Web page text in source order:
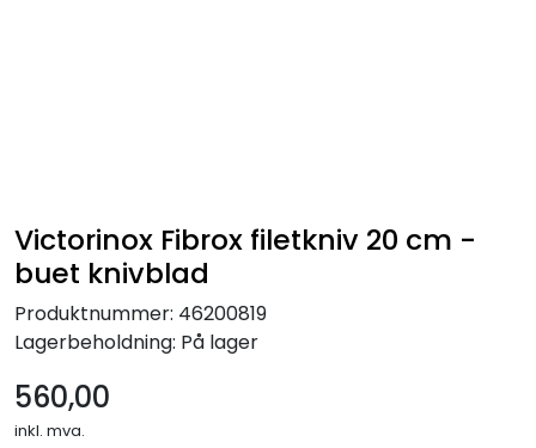
Victorinox Fibrox filetkniv 20 cm -
buet knivblad
Produktnummer: 46200819
Lagerbeholdning: På lager
560,00
inkl. mva.